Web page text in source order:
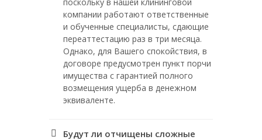
компании работают ответственные
и обученные специалисты, сдающие
переаттестацию раз в три месяца.
Однако, для Вашего спокойствия, в
договоре предусмотрен пункт порчи
имущества с гарантией полного
возмещения ущерба в денежном
эквиваленте.
Будут ли отчищены сложные